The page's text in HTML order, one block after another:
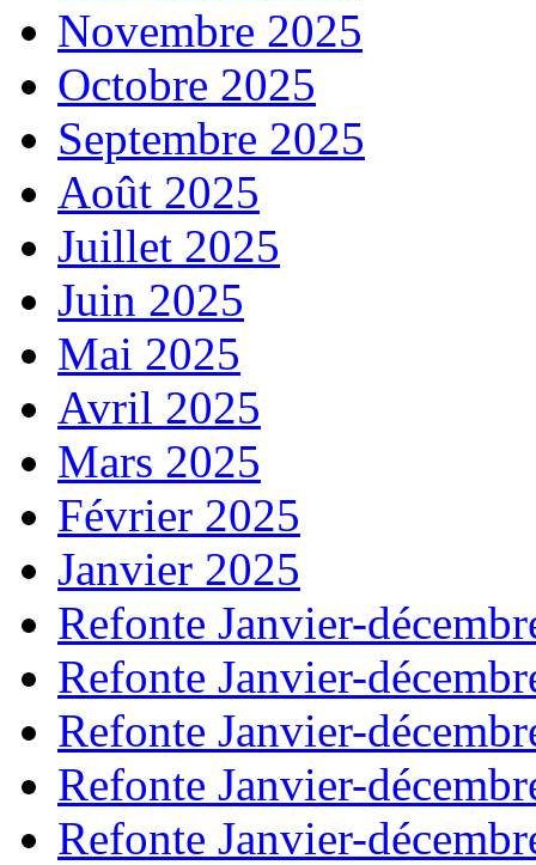
Novembre 2025
Octobre 2025
Septembre 2025
Août 2025
Juillet 2025
Juin 2025
Mai 2025
Avril 2025
Mars 2025
Février 2025
Janvier 2025
Refonte Janvier-
Refonte Janvier-
Refonte Janvier-
Refonte Janvier-
Refonte Janvier-